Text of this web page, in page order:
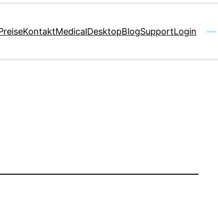
KontaktMedicalDesktopBlogSupportLogin